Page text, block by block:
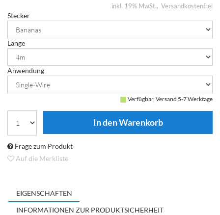
inkl. 19% MwSt. Versandkostenfrei
Stecker
Länge
Anwendung
Verfügbar, Versand 5-7 Werktage
Frage zum Produkt
Auf die Merkliste
EIGENSCHAFTEN
INFORMATIONEN ZUR PRODUKTSICHERHEIT